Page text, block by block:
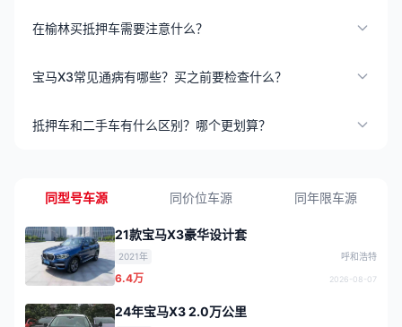
在榆林买抵押车需要注意什么？
宝马X3常见通病有哪些？买之前要检查什么？
抵押车和二手车有什么区别？哪个更划算？
同型号车源 同价位车源 同年限车源
21款宝马X3豪华设计套
2021年 呼和浩特
6.4万 2026-08-07
24年宝马X3 2.0万公里